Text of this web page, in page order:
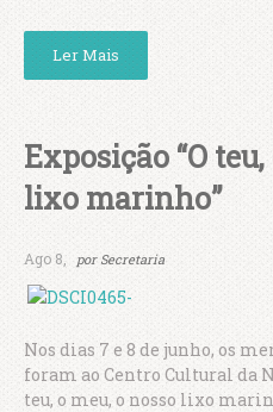
Ler Mais
Exposição “O
lixo marinho”
Ago 8, por Secretaria
Nos dias 7 e 8 de junho, os
foram ao Centro Cultural da
teu, o meu, o nosso lixo